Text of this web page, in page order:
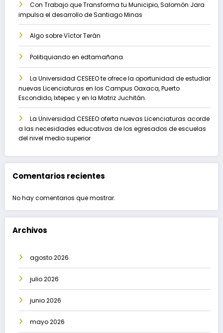
Con Trabajo que Transforma tu Municipio, Salomón Jara
impulsa el desarrollo de Santiago Minas
Algo sobre Víctor Terán
Politiquiando en edtamañana.
La Universidad CESEEO te ofrece la oportunidad de estudiar
nuevas Licenciaturas en los Campus Oaxaca, Puerto
Escondido, Ixtepec y en la Matriz Juchitán.
La Universidad CESEEO oferta nuevas Licenciaturas acorde
a las necesidades educativas de los egresados de escuelas
del nivel medio superior
Comentarios recientes
No hay comentarios que mostrar.
Archivos
agosto 2026
julio 2026
junio 2026
mayo 2026